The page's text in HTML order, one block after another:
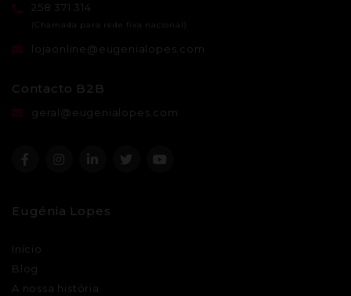
258 371 314
lojaonline@eugenialopes.com
Contacto B2B
geral@eugenialopes.com
Eugénia Lopes
Início
Blog
A nossa história